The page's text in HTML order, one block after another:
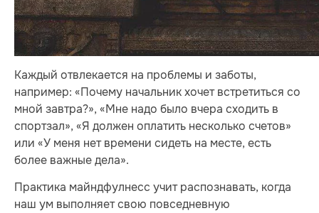
Каждый отвлекается на проблемы и заботы,
например: «Почему начальник хочет встретиться со
мной завтра?», «Мне надо было вчера сходить в
спортзал», «Я должен оплатить несколько счетов»
или «У меня нет времени сидеть на месте, есть
более важные дела».
Практика майндфулнесс учит распознавать, когда
наш ум выполняет свою повседневную